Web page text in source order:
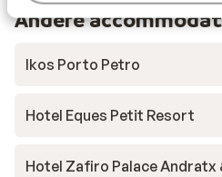
Andere
Ikos Porto Petro
Hotel Eques Petit Resort
Hotel Zafiro Palace Andratx